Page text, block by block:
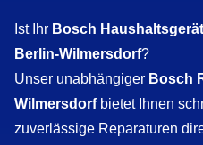
Ist Ihr Bosch
Berlin-Wilmersdorf?
Unser unabhängiger Bosch
Wilmersdorfbietet Ihnen
zuverlässige Reparaturen